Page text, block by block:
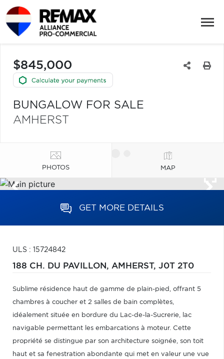
$845,000
BUNGALOW FOR SALE
AMHERST
PHOTOS MAP
GET MORE DETAILS
ULS : 15724842
188 CH. DU PAVILLON, AMHERST, J0T 2T0
Sublime résidence haut de gamme de plain-pied, offrant 5
chambres à coucher et 2 salles de bain complètes,
idéalement située en bordure du Lac-de-la-Sucrerie, lac
navigable permettant les embarcations à moteur. Cette
propriété se distingue par son architecture soignée, son toit
haut et sa fenestration abondante qui met en valeur une vue